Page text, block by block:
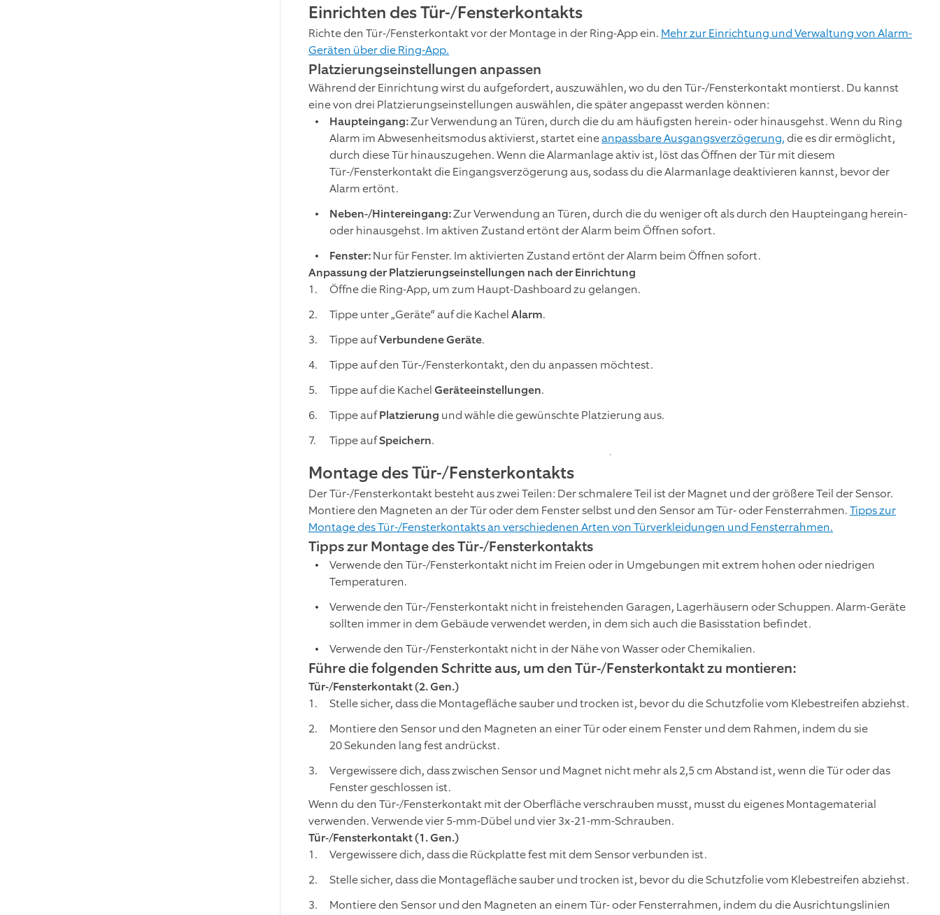
Einrichten des Tür-/Fensterkontakts
Richte den Tür-/Fensterkontakt vor der Montage in der Ring-App ein. Mehr zur Einrichtung und Verwaltung von Alarm-
Geräten über die Ring-App.
Platzierungseinstellungen anpassen
Während der Einrichtung wirst du aufgefordert, auszuwählen, wo du den Tür-/Fensterkontakt montierst. Du kannst
eine von drei Platzierungseinstellungen auswählen, die später angepasst werden können:
Haupteingang:Zur Verwendung an Türen, durch die du am häufigsten herein- oder hinausgehst. Wenn du Ring
Alarm im Abwesenheitsmodus aktivierst, startet eineanpassbare Ausgangsverzögerung,die es dir ermöglicht,
durch diese Tür hinauszugehen. Wenn die Alarmanlage aktiv ist, löst das Öffnen der Tür mit diesem
Tür-/Fensterkontakt die Eingangsverzögerung aus, sodass du die Alarmanlage deaktivieren kannst, bevor der
Alarm ertönt.
Neben-/Hintereingang:Zur Verwendung an Türen, durch die du weniger oft als durch den Haupteingang herein-
oder hinausgehst. Im aktiven Zustand ertönt der Alarm beim Öffnen sofort.
Fenster:Nur für Fenster. Im aktivierten Zustand ertönt der Alarm beim Öffnen sofort.
Anpassung der Platzierungseinstellungen nach der Einrichtung
Öffne die Ring-App, um zum Haupt-Dashboard zu gelangen.
Tippe unter „Geräte“ auf die KachelAlarm.
Tippe aufVerbundene Geräte.
Tippe auf den Tür-/Fensterkontakt, den du anpassen möchtest.
Tippe auf die KachelGeräteeinstellungen.
Tippe aufPlatzierung und wähle die gewünschte Platzierung aus.
Tippe aufSpeichern.
Montage des Tür-/Fensterkontakts
Der Tür-/Fensterkontakt besteht aus zwei Teilen: Der schmalere Teil ist der Magnet und der größere Teil der Sensor.
Montiere den Magneten an der Tür oder dem Fenster selbst und den Sensor am Tür- oder Fensterrahmen.Tipps zur
Montage des Tür-/Fensterkontakts an verschiedenen Arten von Türverkleidungen und Fensterrahmen.
Tipps zur Montage des Tür-/Fensterkontakts
Verwende den Tür-/Fensterkontakt nicht im Freien oder in Umgebungen mit extrem hohen oder niedrigen
Temperaturen.
Verwende den Tür-/Fensterkontakt nicht in freistehenden Garagen, Lagerhäusern oder Schuppen. Alarm-Geräte
sollten immer in dem Gebäude verwendet werden, in dem sich auch die Basisstation befindet.
Verwende den Tür-/Fensterkontakt nicht in der Nähe von Wasser oder Chemikalien.
Führe die folgenden Schritte aus, um den Tür-/Fensterkontakt zu montieren:
Tür-/Fensterkontakt (2. Gen.)
Stelle sicher, dass die Montagefläche sauber und trocken ist, bevor du die Schutzfolie vom Klebestreifen abziehst.
Montiere den Sensor und den Magneten an einer Tür oder einem Fenster und dem Rahmen, indem du sie
20 Sekunden lang fest andrückst.
Vergewissere dich, dass zwischen Sensor und Magnet nicht mehr als 2,5 cm Abstand ist, wenn die Tür oder das
Fenster geschlossen ist.
Wenn du den Tür-/Fensterkontakt mit der Oberfläche verschrauben musst, musst du eigenes Montagematerial
verwenden. Verwende vier 5-mm-Dübel und vier 3x-21-mm-Schrauben.
Tür-/Fensterkontakt (1. Gen.)
Vergewissere dich, dass die Rückplatte fest mit dem Sensor verbunden ist.
Stelle sicher, dass die Montagefläche sauber und trocken ist, bevor du die Schutzfolie vom Klebestreifen abziehst.
Montiere den Sensor und den Magneten an einem Tür- oder Fensterrahmen, indem du die Ausrichtungslinien